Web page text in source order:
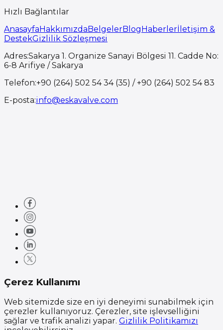
Hızlı Bağlantılar
AnasayfaHakkımızdaBelgelerBlogHaberlerİletişim &
DestekGizlilik Sözleşmesi
Adres:Sakarya 1. Organize Sanayi Bölgesi 11. Cadde No:
6-8 Arifiye / Sakarya
Telefon:+90 (264) 502 54 34 (35) / +90 (264) 502 54 83
E-posta:info@eskavalve.com
Çerez Kullanımı
Web sitemizde size en iyi deneyimi sunabilmek için
çerezler kullanıyoruz. Çerezler, site işlevselliğini
sağlar ve trafik analizi yapar. Gizlilik Politikamızı